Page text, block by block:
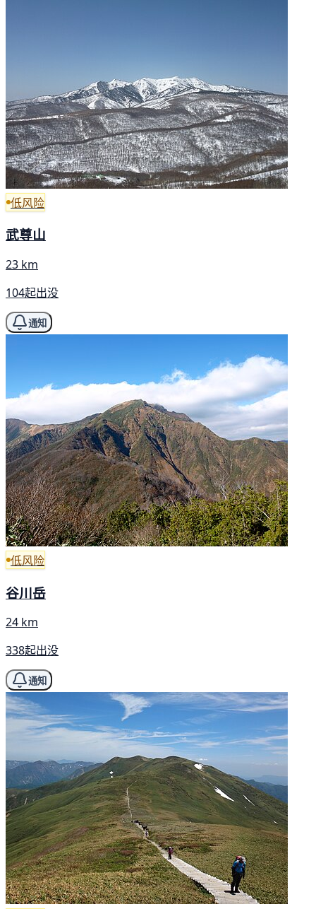
低风险
武尊山
23 km
104起出没
通知
低风险
谷川岳
24 km
338起出没
通知